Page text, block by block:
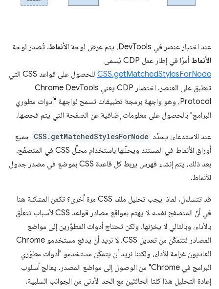
عند اختيار عنصر في DevTools، يتم عرض لوحة الأنماط. تُصدر لوحة
الأنماط أمرًا في إطار عمل CDP يُسمى
CSS.getMatchedStylesForNode
للحصول على قواعد CSS التي
تنطبق على العنصر. اختصار CDP يعني Chrome DevTools
Protocol، وهو واجهة برمجة تطبيقات تسمح لواجهة "أدوات مطوري
البرامج" بالحصول على معلومات إضافية عن الصفحة التي يتم فحصها.
عند الاستدعاء، يحدِّد CSS.getMatchedStylesForNode جميع
أوراق الأنماط في المستند ويحلّلها باستخدام محلِّل CSS في المتصفّح.
بعد ذلك، يتم إنشاء فهرس يربط كل قاعدة CSS بموضع في مصدر جدول
الأنماط.
قد تتساءل، لماذا يجب تحليل ملف CSS مرة أخرى؟ تكمن المشكلة هنا
في أنّ المتصفح نفسه لا يهتم بمواقع مصادر قواعد CSS لأسباب تتعلّق
بالأداء، وبالتالي لا يخزنها. ولكن تحتاج أدوات المطوّرين إلى مواضع
المصادر لتتمكّن من تعديل CSS. لا نريد أن يدفع مستخدمو Chrome
العاديون غرامة الأداء، ولكننا نريد أن يتمكّن مستخدمو "أدوات مطوّري
البرامج في Chrome" من الوصول إلى مواضع المصدر. يعالج أسلوب
إعادة التحليل هذا كلتا الحالتَين مع الحد الأدنى من الجوانب السلبية.